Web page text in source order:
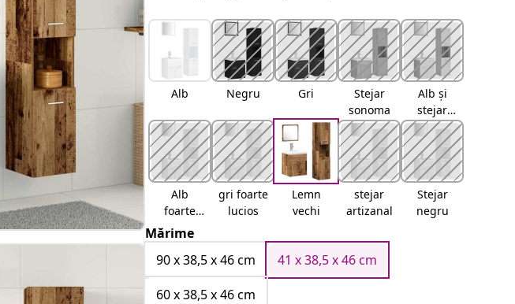
Alb Negru Gri
Stejar
sonoma
Alb și
stejar
sonoma
Alb
foarte
lucios
gri foarte
lucios
Lemn
vechi
stejar
artizanal
Stejar
negru
Mărime
90 x 38,5 x 46 cm
41 x 38,5 x 46 cm
60 x 38,5 x 46 cm